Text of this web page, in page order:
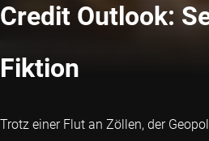
Credit Outlook:
Fiktion
Trotz einer Flut an Zöllen, der